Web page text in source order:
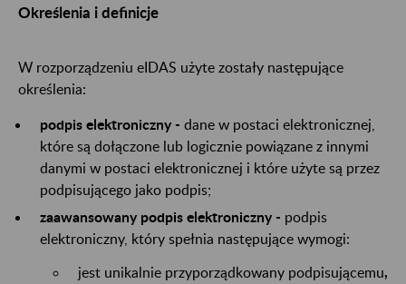
Określenia i definicje
W rozporządzeniu eIDAS użyte zostały następujące
określenia:
podpis elektroniczny - dane w postaci elektronicznej,
które są dołączone lub logicznie powiązane z innymi
danymi w postaci elektronicznej i które użyte są przez
podpisującego jako podpis;
zaawansowany podpis elektroniczny - podpis
elektroniczny, który spełnia następujące wymogi:
jest unikalnie przyporządkowany podpisującemu,